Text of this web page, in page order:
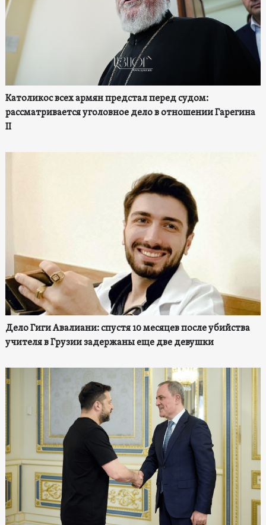
Католикос всех армян предстал перед судом:
рассматривается уголовное дело в отношении Гарегина
II
Дело Гиги Авалиани: спустя 10 месяцев после убийства
учителя в Грузии задержаны еще две девушки